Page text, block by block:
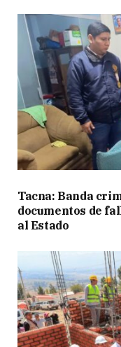
Tacna: Banda
documentos de
al Estado